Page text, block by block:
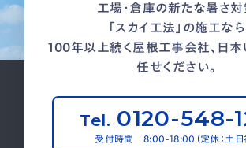
工場・倉庫の新たな暑さ対
「スカイ工法」の施工なら
100年以上続く屋根工事会社、日本
任せください。
Tel. 0120-548-
受付時間 8:00-18:00（定休：土日